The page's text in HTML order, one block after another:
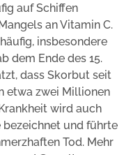
auf Schiffen
an Vitamin C.
insbesondere
dem Ende des 15.
dass Skorbut seit
etwa zwei Millionen
wird auch
und führte
Tod. Mehr